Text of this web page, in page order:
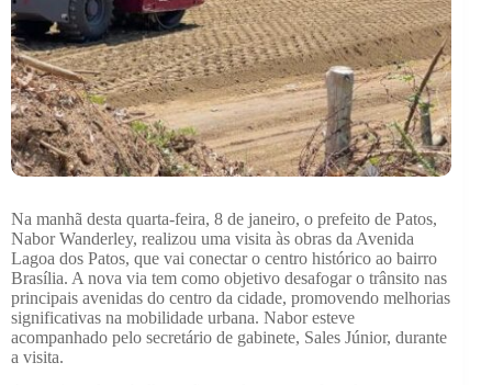
Na manhã desta quarta-feira, 8 de janeiro, o prefeito de Patos,
Nabor Wanderley, realizou uma visita às obras da Avenida
Lagoa dos Patos, que vai conectar o centro histórico ao bairro
Brasília. A nova via tem como objetivo desafogar o trânsito nas
principais avenidas do centro da cidade, promovendo melhorias
significativas na mobilidade urbana. Nabor esteve
acompanhado pelo secretário de gabinete, Sales Júnior, durante
a visita.